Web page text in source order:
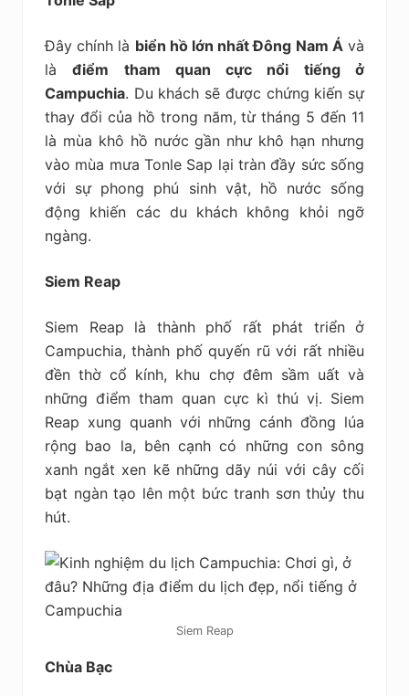
Đây chính là biển hồ lớn nhất Đông Nam Ávà
làđiểm tham quan cực nổi tiếng ở
Campuchia. Du khách sẽ được chứng kiến sự
thay đổi của hồ trong năm, từ tháng 5 đến 11
là mùa khô hồ nước gần như khô hạn nhưng
vào mùa mưa Tonle Sap lại tràn đầy sức sống
với sự phong phú sinh vật, hồ nước sống
động khiến các du khách không khỏi ngỡ
ngàng.
Siem Reap
Siem Reap là thành phố rất phát triển ở
Campuchia, thành phố quyến rũ với rất nhiều
đền thờ cổ kính, khu chợ đêm sầm uất và
những điểm tham quan cực kì thú vị. Siem
Reap xung quanh với những cánh đồng lúa
rộng bao la, bên cạnh có những con sông
xanh ngắt xen kẽ những dãy núi với cây cối
bạt ngàn tạo lên một bức tranh sơn thủy thu
hút.
Siem Reap
Chùa Bạc